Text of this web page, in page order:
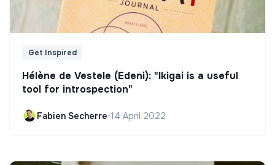
Get Inspired
Hélène de Vestele (Edeni): "Ikigai is a useful
tool for introspection"
Fabien Secherre•14 April 2022